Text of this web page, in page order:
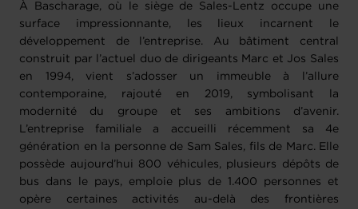
À Bascharage, où le siège de Sales-Lentz occupe une
surface impressionnante, les lieux incarnent le
développement de l’entreprise. Au bâtiment central
construit par l’actuel duo de dirigeants Marc et Jos Sales
en 1994, vient s’adosser un immeuble à l’allure
contemporaine, rajouté en 2019, symbolisant la
modernité du groupe et ses ambitions d’avenir.
L’entreprise familiale a accueilli récemment sa 4e
génération en la personne de Sam Sales, fils de Marc. Elle
possède aujourd’hui 800 véhicules, plusieurs dépôts de
bus dans le pays, emploie plus de 1.400 personnes et
opère certaines activités au-delà des frontières